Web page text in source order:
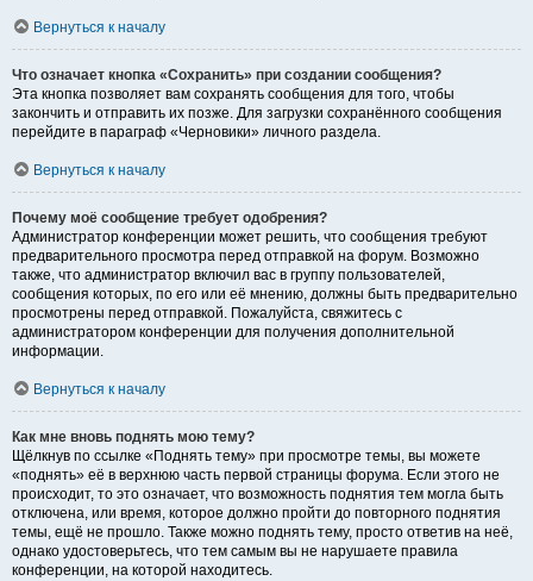
Вернуться к началу
Что означает кнопка «Сохранить» при создании сообщения?
Эта кнопка позволяет вам сохранять сообщения для того, чтобы
закончить и отправить их позже. Для загрузки сохранённого сообщения
перейдите в параграф «Черновики» личного раздела.
Вернуться к началу
Почему моё сообщение требует одобрения?
Администратор конференции может решить, что сообщения требуют
предварительного просмотра перед отправкой на форум. Возможно
также, что администратор включил вас в группу пользователей,
сообщения которых, по его или её мнению, должны быть предварительно
просмотрены перед отправкой. Пожалуйста, свяжитесь с
администратором конференции для получения дополнительной
информации.
Вернуться к началу
Как мне вновь поднять мою тему?
Щёлкнув по ссылке «Поднять тему» при просмотре темы, вы можете
«поднять» её в верхнюю часть первой страницы форума. Если этого не
происходит, то это означает, что возможность поднятия тем могла быть
отключена, или время, которое должно пройти до повторного поднятия
темы, ещё не прошло. Также можно поднять тему, просто ответив на неё,
однако удостоверьтесь, что тем самым вы не нарушаете правила
конференции, на которой находитесь.